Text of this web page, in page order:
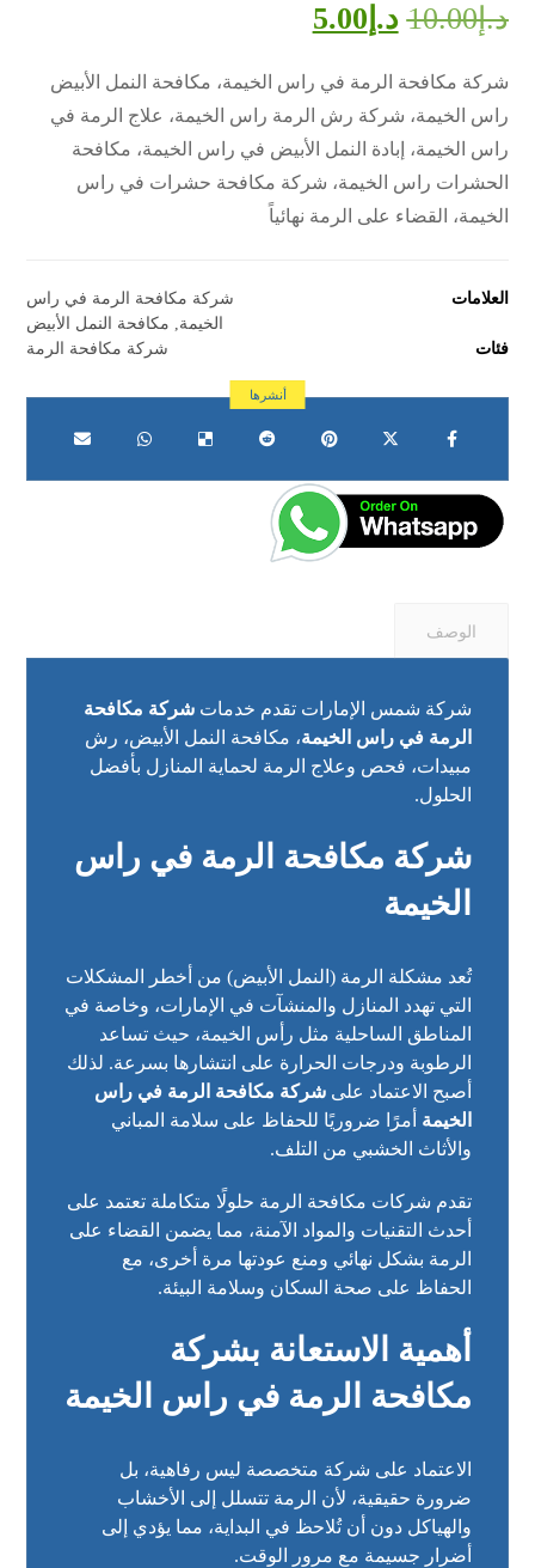
د.إ10.00 د.إ 5.00
شركة مكافحة الرمة في راس الخيمة، مكافحة النمل الأبيض
راس الخيمة، شركة رش الرمة راس الخيمة، علاج الرمة في
راس الخيمة، إبادة النمل الأبيض في راس الخيمة، مكافحة
الحشرات راس الخيمة، شركة مكافحة حشرات في راس
الخيمة، القضاء على الرمة نهائياً
العلامات
شركة مكافحة الرمة في راس
الخيمة, مكافحة النمل الأبيض
فئات
شركة مكافحة الرمة
الوصف
شركة شمس الإمارات تقدم خدماتشركة مكافحة
الرمة في راس الخيمة، مكافحة النمل الأبيض، رش
مبيدات، فحص وعلاج الرمة لحماية المنازل بأفضل
الحلول.
شركة مكافحة الرمة في راس
الخيمة
تُعد مشكلة الرمة (النمل الأبيض) من أخطر المشكلات
التي تهدد المنازل والمنشآت في الإمارات، وخاصة في
المناطق الساحلية مثل رأس الخيمة، حيث تساعد
الرطوبة ودرجات الحرارة على انتشارها بسرعة. لذلك
أصبح الاعتماد علىشركة مكافحة الرمة في راس
الخيمة أمرًا ضروريًا للحفاظ على سلامة المباني
والأثاث الخشبي من التلف.
تقدم شركات مكافحة الرمة حلولًا متكاملة تعتمد على
أحدث التقنيات والمواد الآمنة، مما يضمن القضاء على
الرمة بشكل نهائي ومنع عودتها مرة أخرى، مع
الحفاظ على صحة السكان وسلامة البيئة.
أهمية الاستعانة بشركة
مكافحة الرمة في راس الخيمة
الاعتماد على شركة متخصصة ليس رفاهية، بل
ضرورة حقيقية، لأن الرمة تتسلل إلى الأخشاب
والهياكل دون أن تُلاحظ في البداية، مما يؤدي إلى
أضرار جسيمة مع مرور الوقت.